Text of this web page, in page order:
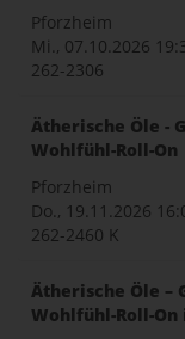
Pforzheim
Mi., 07.10.2026
262-2306
Ätherische Öle -
Wohlfühl-Roll-On
Pforzheim
Do., 19.11.2026
262-2460 K
Ätherische Öle –
Wohlfühl-Roll-